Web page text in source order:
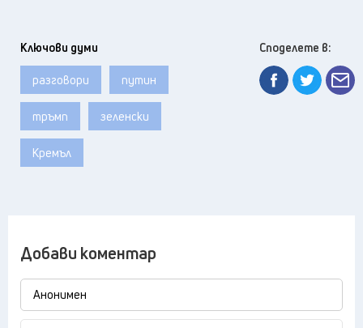
Ключови думи
разговори путин
тръмп зеленски
Кремъл
Споделете в:
Добави коментар